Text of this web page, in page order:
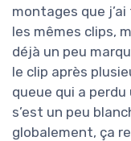
montages que
les mêmes clips,
déjà un peu
le clip après
queue qui a
s’est un peu
globalement, ça